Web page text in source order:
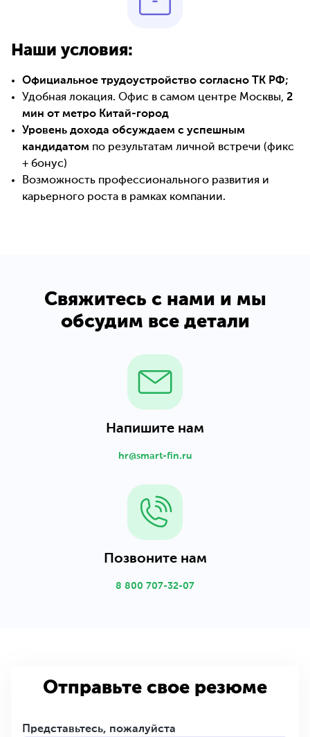
Наши условия:
Официальное трудоустройство согласно ТК РФ;
Удобная локация. Офис в самом центре Москвы, 2
мин от метро Китай-город
Уровень дохода обсуждаем с успешным
кандидатом по результатам личной встречи (фикс
+ бонус)
Возможность профессионального развития и
карьерного роста в рамках компании.
Свяжитесь с нами и мы
обсудим все детали
Напишите нам
hr@smart-fin.ru
Позвоните нам
8 800 707-32-07
Отправьте свое резюме
Представьтесь, пожалуйста